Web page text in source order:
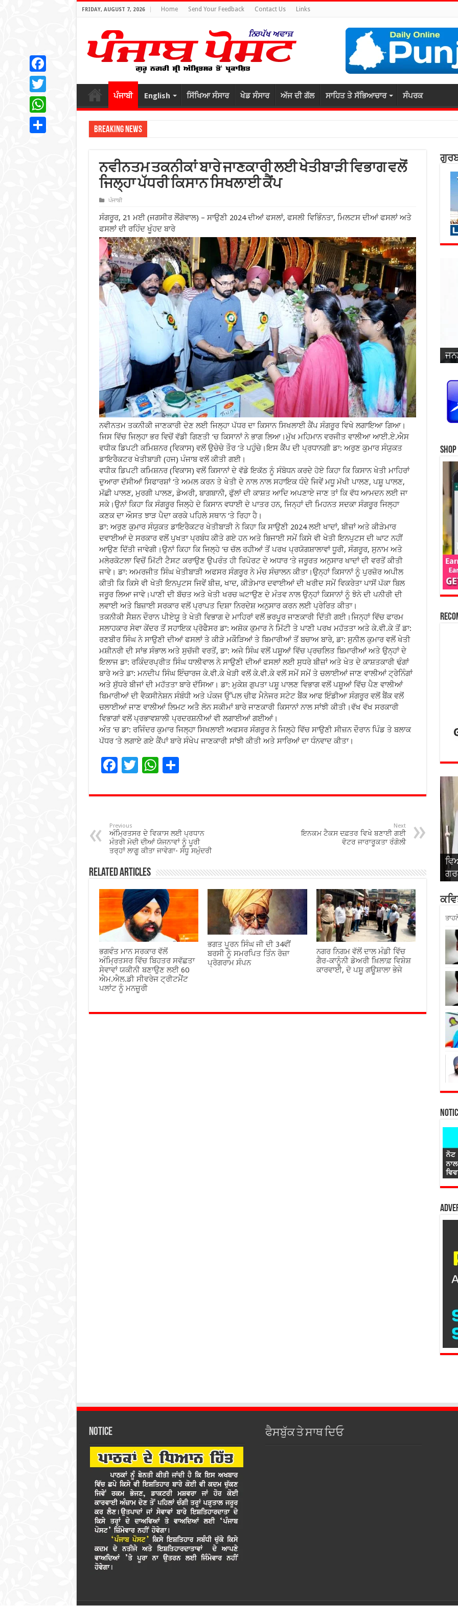
FRIDAY, AUGUST 7, 2026 Home Send Your Feedback Contact Us Links
ਪੰਜਾਬੀ English ਸਿੱਖਿਆ ਸੰਸਾਰ ਖੇਡ ਸੰਸਾਰ ਅੱਜ ਦੀ ਗੱਲ ਸਾਹਿਤ ਤੇ ਸੱਭਿਆਚਾਰ ਸੰਪਰਕ
Breaking News
ਨਵੀਨਤਮ ਤਕਨੀਕਾਂ ਬਾਰੇ ਜਾਣਕਾਰੀ ਲਈ ਖੇਤੀਬਾੜੀ ਵਿਭਾਗ ਵਲੋਂ
ਜਿਲ੍ਹਾ ਪੱਧਰੀ ਕਿਸਾਨ ਸਿਖਲਾਈ ਕੈਂਪ
ਪੰਜਾਬੀ
ਸੰਗਰੂਰ, 21 ਮਈ (ਜਗਸੀਰ ਲੌਂਗੋਵਾਲ) – ਸਾਉਣੀ 2024 ਦੀਆਂ ਫਸਲਾਂ, ਫਸਲੀ ਵਿਭਿੰਨਤਾ, ਮਿਲਟਸ ਦੀਆਂ ਫਸਲਾਂ ਅਤੇ
ਫਸਲਾਂ ਦੀ ਰਹਿੰਦ ਖੂੰਹਦ ਬਾਰੇ
ਨਵੀਨਤਮ ਤਕਨੀਕੀ ਜਾਣਕਾਰੀ ਦੇਣ ਲਈ ਜਿਲ੍ਹਾ ਪੱਧਰ ਦਾ ਕਿਸਾਨ ਸਿਖਲਾਈ ਕੈਂਪ ਸੰਗਰੂਰ ਵਿਖੇ ਲਗਾਇਆ ਗਿਆ।
ਜਿਸ ਵਿੱਚ ਜਿਲ੍ਹਾ ਭਰ ਵਿਚੋਂ ਵੱਡੀ ਗਿਣਤੀ ‘ਚ ਕਿਸਾਨਾਂ ਨੇ ਭਾਗ ਲਿਆ।ਮੁੱਖ ਮਹਿਮਾਨ ਵਰਜੀਤ ਵਾਲੀਆ ਆਈ.ਏ.ਐਸ
ਵਧੀਕ ਡਿਪਟੀ ਕਮਿਸ਼ਨਰ (ਵਿਕਾਸ) ਵਲੋਂ ਉਚੇਚੇ ਤੌਰ ‘ਤੇ ਪਹੁੰਚੇ।ਇਸ ਕੈਂਪ ਦੀ ਪ੍ਰਧਾਨਗੀ ਡਾ: ਅਰੁਣ ਕੁਮਾਰ ਸੰਯੁਕਤ
ਡਾਇਰੈਕਟਰ ਖੇਤੀਬਾੜੀ (ਹਜ) ਪੰਜਾਬ ਵਲੋਂ ਕੀਤੀ ਗਈ।
ਵਧੀਕ ਡਿਪਟੀ ਕਮਿਸ਼ਨਰ (ਵਿਕਾਸ) ਵਲੋਂ ਕਿਸਾਨਾਂ ਦੇ ਵੱਡੇ ਇਕੱਠ ਨੂੰ ਸੰਬੋਧਨ ਕਰਦੇ ਹੋਏ ਕਿਹਾ ਕਿ ਕਿਸਾਨ ਖੇਤੀ ਮਾਹਿਰਾਂ
ਦੁਆਰਾ ਦੱਸੀਆਂ ਸਿਫਾਰਸ਼ਾਂ ‘ਤੇ ਅਮਲ ਕਰਨ ਤੇ ਖੇਤੀ ਦੇ ਨਾਲ ਨਾਲ ਸਹਾਇਕ ਧੰਦੇ ਜਿਵੇਂ ਮਧੂ ਮੱਖੀ ਪਾਲਣ, ਪਸ਼ੂ ਪਾਲਣ,
ਮੱਛੀ ਪਾਲਣ, ਮੁਰਗੀ ਪਾਲਣ, ਡੇਅਰੀ, ਬਾਗਬਾਨੀ, ਫੁੱਲਾਂ ਦੀ ਕਾਸ਼ਤ ਆਦਿ ਅਪਣਾਏ ਜਾਣ ਤਾਂ ਕਿ ਵੱਧ ਆਮਦਨ ਲਈ ਜਾ
ਸਕੇ।ਉਨਾਂ ਕਿਹਾ ਕਿ ਸੰਗਰੂਰ ਜਿਲ੍ਹੇ ਦੇ ਕਿਸਾਨ ਵਧਾਈ ਦੇ ਪਾਤਰ ਹਨ, ਜਿਨ੍ਹਾਂ ਦੀ ਮਿਹਨਤ ਸਦਕਾ ਸੰਗਰੂਰ ਜਿਲ੍ਹਾ
ਕਣਕ ਦਾ ਔਸਤ ਝਾੜ ਪੈਦਾ ਕਰਕੇ ਪਹਿਲੇ ਸਥਾਨ ‘ਤੇ ਰਿਹਾ ਹੈ।
ਡਾ: ਅਰੁਣ ਕੁਮਾਰ ਸੰਯੁਕਤ ਡਾਇਰੈਕਟਰ ਖੇਤੀਬਾੜੀ ਨੇ ਕਿਹਾ ਕਿ ਸਾਉਣੀ 2024 ਲਈ ਖਾਦਾਂ, ਬੀਜ਼ਾਂ ਅਤੇ ਕੀੜੇਮਾਰ
ਦਵਾਈਆਂ ਦੇ ਸਰਕਾਰ ਵਲੋਂ ਪੁਖਤਾ ਪ੍ਰਬੰਧ ਕੀਤੇ ਗਏ ਹਨ ਅਤੇ ਬਿਜਾਈ ਸਮੇਂ ਕਿਸੇ ਵੀ ਖੇਤੀ ਇਨਪੁਟਸ ਦੀ ਘਾਟ ਨਹੀਂ
ਆਉਣ ਦਿੱਤੀ ਜਾਵੇਗੀ।ਉਨਾਂ ਕਿਹਾ ਕਿ ਜਿਲ੍ਹੇ ‘ਚ ਚੱਲ ਰਹੀਆਂ ਤੋਂ ਪਰਖ ਪ੍ਰਯੋਗਸ਼ਾਲਾਵਾਂ ਧੂਰੀ, ਸੰਗਰੂਰ, ਸੁਨਾਮ ਅਤੇ
ਮਲੇਰਕੋਟਲਾ ਵਿਚੋਂ ਮਿੱਟੀ ਟੈਸਟ ਕਰਾਉਣ ਉਪਰੰਤ ਹੀ ਰਿਪੋਰਟ ਦੇ ਅਧਾਰ ‘ਤੇ ਜਰੂਰਤ ਅਨੁਸਾਰ ਖਾਦਾਂ ਦੀ ਵਰਤੋਂ ਕੀਤੀ
ਜਾਵੇ। ਡਾ: ਅਮਰਜੀਤ ਸਿੰਘ ਖੇਤੀਬਾੜੀ ਅਫਸਰ ਸੰਗਰੂਰ ਨੇ ਮੰਚ ਸੰਚਾਲਨ ਕੀਤਾ।ਉਨ੍ਹਾਂ ਕਿਸਾਨਾਂ ਨੂੰ ਪੁਰਜ਼ੋਰ ਅਪੀਲ
ਕੀਤੀ ਕਿ ਕਿਸੇ ਵੀ ਖੇਤੀ ਇਨਪੁਟਸ ਜਿਵੇਂ ਬੀਜ਼, ਖਾਦ, ਕੀੜੇਮਾਰ ਦਵਾਈਆਂ ਦੀ ਖਰੀਦ ਸਮੇਂ ਵਿਕਰੇਤਾ ਪਾਸੋਂ ਪੱਕਾ ਬਿਲ
ਜਰੂਰ ਲਿਆ ਜਾਵੇ।ਪਾਣੀ ਦੀ ਬੱਚਤ ਅਤੇ ਖੇਤੀ ਖਰਚ ਘਟਾਉਣ ਦੇ ਮੰਤਵ ਨਾਲ ਉਨ੍ਹਾਂ ਕਿਸਾਨਾਂ ਨੂੰ ਝੋਨੇ ਦੀ ਪਨੀਰੀ ਦੀ
ਲਵਾਈ ਅਤੇ ਬਿਜ਼ਾਈ ਸਰਕਾਰ ਵਲੋਂ ਪ੍ਰਾਪਤ ਦਿਸ਼ਾ ਨਿਰਦੇਸ਼ ਅਨੁਸਾਰ ਕਰਨ ਲਈ ਪ੍ਰੇਰਿਤ ਕੀਤਾ।
ਤਕਨੀਕੀ ਸੈਸ਼ਨ ਦੌਰਾਨ ਪੀਏਯੂ ਤੇ ਖੇਤੀ ਵਿਭਾਗ ਦੇ ਮਾਹਿਰਾਂ ਵਲੋਂ ਭਰਪੂਰ ਜਾਣਕਾਰੀ ਦਿੱਤੀ ਗਈ।ਜਿਨ੍ਹਾਂ ਵਿੱਚ ਫਾਰਮ
ਸਲਾਹਕਾਰ ਸੇਵਾ ਕੇਂਦਰ ਤੋਂ ਸਹਾਇਕ ਪ੍ਰੋਫੈਸਰ ਡਾ: ਅਸ਼ੋਕ ਕੁਮਾਰ ਨੇ ਮਿੱਟੀ ਤੇ ਪਾਣੀ ਪਰਖ ਮਹੱਤਤਾ ਅਤੇ ਕੇ.ਵੀ.ਕੇ ਤੋਂ ਡਾ:
ਰਣਬੀਰ ਸਿੰਘ ਨੇ ਸਾਉਣੀ ਦੀਆਂ ਫਸਲਾਂ ਤੇ ਕੀੜੇ ਮਕੌੜਿਆਂ ਤੇ ਬਿਮਾਰੀਆਂ ਤੋਂ ਬਚਾਅ ਬਾਰੇ, ਡਾ: ਸੁਨੀਲ ਕੁਮਾਰ ਵਲੋਂ ਖੇਤੀ
ਮਸ਼ੀਨਰੀ ਦੀ ਸਾਂਭ ਸੰਭਾਲ ਅਤੇ ਸੁਚੱਜੀ ਵਰਤੋਂ, ਡਾ: ਅਜੇ ਸਿੰਘ ਵਲੋਂ ਪਸ਼ੂਆਂ ਵਿੱਚ ਪ੍ਰਚਲਿਤ ਬਿਮਾਰੀਆਂ ਅਤੇ ਉਨ੍ਹਾਂ ਦੇ
ਇਲਾਜ ਡਾ: ਰਕਿੰਦਰਪ੍ਰੀਤ ਸਿੰਘ ਧਾਲੀਵਾਲ ਨੇ ਸਾਉਣੀ ਦੀਆਂ ਫਸਲਾਂ ਲਈ ਸੁਧਰੇ ਬੀਜ਼ਾਂ ਅਤੇ ਖੇਤ ਦੇ ਕਾਸ਼ਤਕਾਰੀ ਢੰਗਾਂ
ਬਾਰੇ ਅਤੇ ਡਾ: ਮਨਦੀਪ ਸਿੰਘ ਇੰਚਾਰਜ ਕੇ.ਵੀ.ਕੇ ਖੇੜੀ ਵਲੋਂ ਕੇ.ਵੀ.ਕੇ ਵਲੋਂ ਸਮੇਂ ਸਮੇਂ ਤੇ ਚਲਾਈਆਂ ਜਾਣ ਵਾਲੀਆਂ ਟ੍ਰੇਨਿੰਗਾਂ
ਅਤੇ ਸੁੱਧਰੇ ਬੀਜਾਂ ਦੀ ਮਹੱਤਤਾ ਬਾਰੇ ਦੱਸਿਆ। ਡਾ: ਮੁਕੇਸ਼ ਗੁਪਤਾ ਪਸ਼ੂ ਪਾਲਣ ਵਿਭਾਗ ਵਲੋਂ ਪਸ਼ੂਆਂ ਵਿੱਚ ਪੈਣ ਵਾਲੀਆਂ
ਬਿਮਾਰੀਆਂ ਦੀ ਵੈਕਸੀਨੇਸ਼ਨ ਸੰਬੰਧੀ ਅਤੇ ਪੰਕਜ ਉੱਪਲ ਚੀਫ ਮੈਨੇਜਰ ਸਟੇਟ ਬੈਂਕ ਆਫ ਇੰਡੀਆ ਸੰਗਰੂਰ ਵਲੋਂ ਬੈਂਕ ਵਲੋਂ
ਚਲਾਈਆਂ ਜਾਣ ਵਾਲੀਆਂ ਲਿਮਟ ਅਤੈ ਲੋਨ ਸਕੀਮਾਂ ਬਾਰੇ ਜਾਣਕਾਰੀ ਕਿਸਾਨਾਂ ਨਾਲ ਸਾਂਝੀ ਕੀਤੀ।ਵੱਖ ਵੱਖ ਸਰਕਾਰੀ
ਵਿਭਾਗਾਂ ਵਲੋਂ ਪ੍ਰਭਾਵਸ਼ਾਲੀ ਪ੍ਰਦਰਸ਼ਨੀਆਂ ਵੀ ਲਗਾਈਆਂ ਗਈਆਂ।
ਅੰਤ ‘ਚ ਡਾ: ਰਜਿੰਦਰ ਕੁਮਾਰ ਜਿਲ੍ਹਾ ਸਿਖਲਾਈ ਅਫਸਰ ਸੰਗਰੂਰ ਨੇ ਜਿਲ੍ਹੇ ਵਿੱਚ ਸਾਉਣੀ ਸੀਜ਼ਨ ਦੌਰਾਨ ਪਿੰਡ ਤੇ ਬਲਾਕ
ਪੱਧਰ ‘ਤੇ ਲਗਾਏ ਗਏ ਕੈਂਪਾਂ ਬਾਰੇ ਸੰਖੇਪ ਜਾਣਕਾਰੀ ਸਾਂਝੀ ਕੀਤੀ ਅਤੇ ਸਾਰਿਆਂ ਦਾ ਧੰਨਵਾਦ ਕੀਤਾ।
F
e
o
o
k
T
tt
W
at
p
p
S
ar
Previous
ਅੰਮ੍ਰਿਤਸਰ ਦੇ ਵਿਕਾਸ ਲਈ ਪ੍ਰਧਾਨ
ਮੰਤਰੀ ਮੋਦੀ ਦੀਆਂ ਯੋਜਨਾਵਾਂ ਨੂੰ ਪੂਰੀ
ਤਰ੍ਹਾਂ ਲਾਗੂ ਕੀਤਾ ਜਾਵੇਗਾ- ਸੰਧੂ ਸਮੁੰਦਰੀ
Next
ਇਨਕਮ ਟੈਕਸ ਦਫ਼ਤਰ ਵਿਖੇ ਬਣਾਈ ਗਈ
ਵੋਟਰ ਜਾਰਾਰੂਕਤਾ ਰੰਗੋਲੀ
Related Articles
ਭਗਵੰਤ ਮਾਨ ਸਰਕਾਰ ਵੱਲੋਂ
ਅੰਮ੍ਰਿਤਸਰ ਵਿੱਚ ਬਿਹਤਰ ਸਵੱਛਤਾ
ਸੇਵਾਵਾਂ ਯਕੀਨੀ ਬਣਾਉਣ ਲਈ 60
ਐਮ.ਐਲ.ਡੀ ਸੀਵਰੇਜ ਟ੍ਰੀਟਮੈਂਟ
ਪਲਾਂਟ ਨੂੰ ਮਨਜ਼ੂਰੀ
ਭਗਤ ਪੂਰਨ ਸਿੰਘ ਜੀ ਦੀ 34ਵੀਂ
ਬਰਸੀ ਨੂੰ ਸਮਰਪਿਤ ਤਿੰਨ ਰੋਜ਼ਾ
ਪ੍ਰੋਗਰਾਮ ਸੰਪਨ
ਨਗਰ ਨਿਗਮ ਵੱਲੋਂ ਦਾਲ ਮੰਡੀ ਵਿੱਚ
ਗੈਰ-ਕਾਨੂੰਨੀ ਡੇਅਰੀ ਖ਼ਿਲਾਫ਼ ਵਿਸ਼ੇਸ਼
ਕਾਰਵਾਈ, ਦੋ ਪਸ਼ੂ ਗਊਸ਼ਾਲਾ ਭੇਜੇ
Notice ਫੈਸਬੁੱਕ ਤੇ ਸਾਥ ਦਿਓ
Facebook
Twitter
WhatsApp